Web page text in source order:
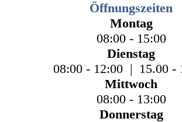
Öffnungszeiten
Montag
08:00 - 15:00
Dienstag
08:00 - 12:00 | 15.00 -
Mittwoch
08:00 - 13:00
Donnerstag